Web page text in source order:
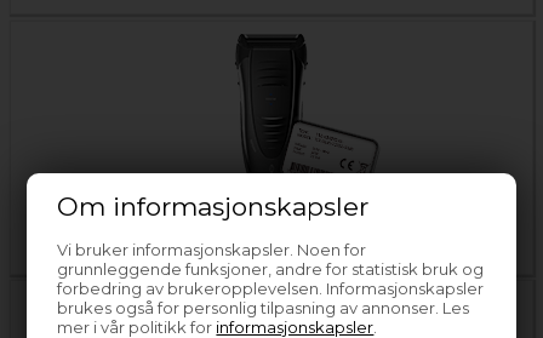
Om informasjonskapsler
Vi bruker informasjonskapsler. Noen for
grunnleggende funksjoner, andre for statistisk bruk og
forbedring av brukeropplevelsen. Informasjonskapsler
brukes også for personlig tilpasning av annonser. Les
mer i vår politikk for informasjonskapsler